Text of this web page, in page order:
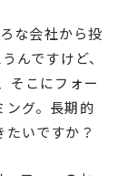
な会社から投
んですけど、
そこにフォー
ング。長期的
いですか？